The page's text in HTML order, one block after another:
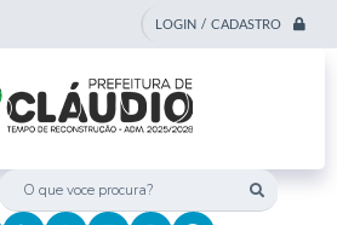
LOGIN / CADASTRO